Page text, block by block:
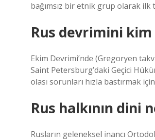
bağımsız bir etnik grup olarak ilk
Rus devrimini kim
Ekim Devrimi’nde (Gregoryen
Saint Petersburg’daki Geçici
olası sorunları hızla bastırmak
Rus halkının dini
Rusların geleneksel inancı